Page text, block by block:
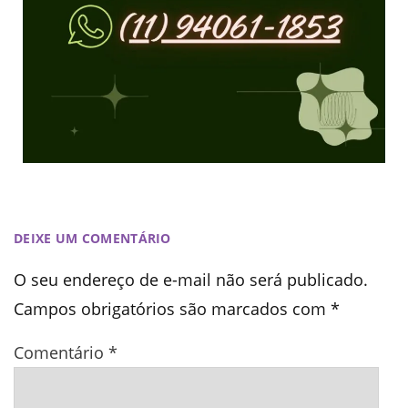
DEIXE UM COMENTÁRIO
O seu endereço de e-mail não será publicado.
Campos obrigatórios são marcados com *
Comentário *